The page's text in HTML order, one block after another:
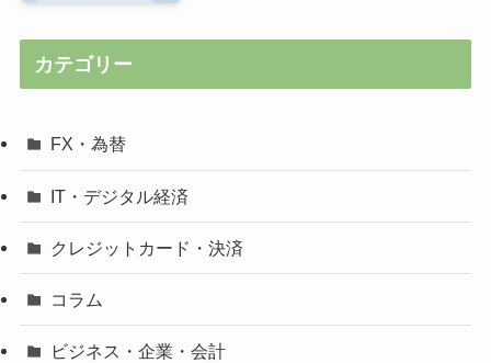
カテゴリー
FX・為替
IT・デジタル経済
クレジットカード・決済
コラム
ビジネス・企業・会計